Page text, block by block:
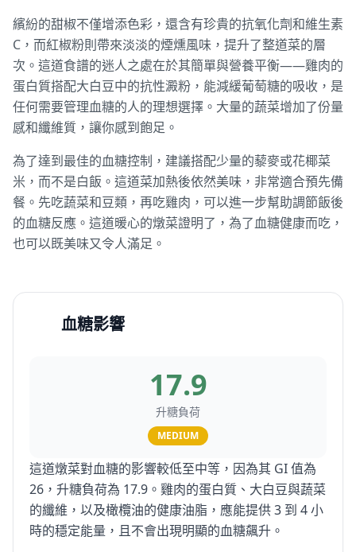
繽紛的甜椒不僅增添色彩，還含有珍貴的抗氧化劑和維生素
C，而紅椒粉則帶來淡淡的煙燻風味，提升了整道菜的層
次。這道食譜的迷人之處在於其簡單與營養平衡——雞肉的
蛋白質搭配大白豆中的抗性澱粉，能減緩葡萄糖的吸收，是
任何需要管理血糖的人的理想選擇。大量的蔬菜增加了份量
感和纖維質，讓你感到飽足。
為了達到最佳的血糖控制，建議搭配少量的藜麥或花椰菜
米，而不是白飯。這道菜加熱後依然美味，非常適合預先備
餐。先吃蔬菜和豆類，再吃雞肉，可以進一步幫助調節飯後
的血糖反應。這道暖心的燉菜證明了，為了血糖健康而吃，
也可以既美味又令人滿足。
血糖影響
17.9
升糖負荷
MEDIUM
這道燉菜對血糖的影響較低至中等，因為其 GI 值為
26，升糖負荷為 17.9。雞肉的蛋白質、大白豆與蔬菜
的纖維，以及橄欖油的健康油脂，應能提供 3 到 4 小
時的穩定能量，且不會出現明顯的血糖飆升。